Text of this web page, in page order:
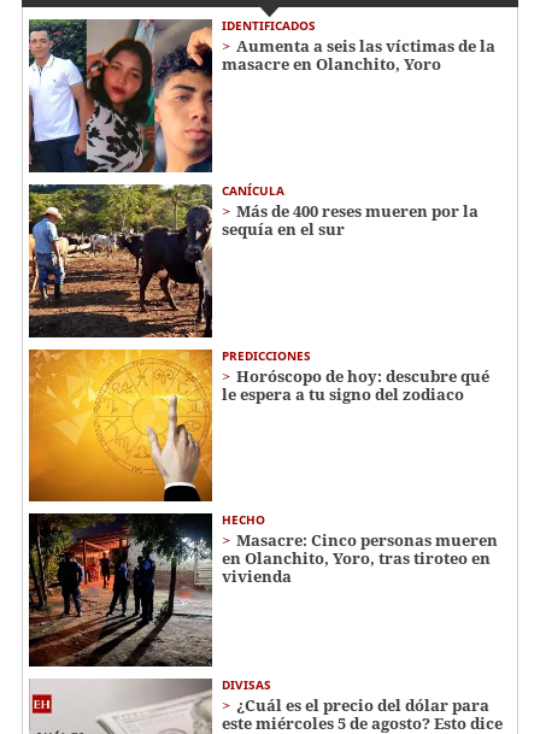
IDENTIFICADOS
Aumenta a seis las víctimas de la
masacre en Olanchito, Yoro
CANÍCULA
Más de 400 reses mueren por la
sequía en el sur
PREDICCIONES
Horóscopo de hoy: descubre qué
le espera a tu signo del zodiaco
HECHO
Masacre: Cinco personas mueren
en Olanchito, Yoro, tras tiroteo en
vivienda
DIVISAS
¿Cuál es el precio del dólar para
este miércoles 5 de agosto? Esto dice